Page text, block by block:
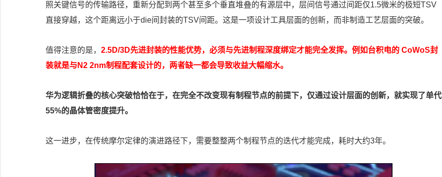
照关键信号的传输路径，重新分配到两个甚至多个垂直堆叠的有源层中，层间信号通过间距仅1.5微米的极短TSV
直接穿越，这个距离远小于die间封装的TSV间距。这是一项设计工具层面的创新，而非制造工艺层面的突破。
值得注意的是， 2.5D/3D先进封装的性能优势，必须与先进制程深度绑定才能完全发挥。例如台积电的 CoWoS封
装就是与N2 2nm制程配套设计的，两者缺一都会导致收益大幅缩水。
华为逻辑折叠的核心突破恰恰在于，在完全不改变现有制程节点的前提下，仅通过设计层面的创新，就实现了单代
55%的晶体管密度提升。
这一进步，在传统摩尔定律的演进路径下，需要整整两个制程节点的迭代才能完成，耗时大约3年。